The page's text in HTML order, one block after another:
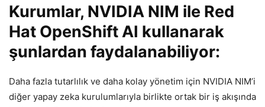
Kurumlar, NVIDIA NIM ile Red
Hat OpenShift AI kullanarak
şunlardan faydalanabiliyor:
Daha fazla tutarlılık ve daha kolay yönetim için NVIDIA NIM’i
diğer yapay zeka kurulumlarıyla birlikte ortak bir iş akışında